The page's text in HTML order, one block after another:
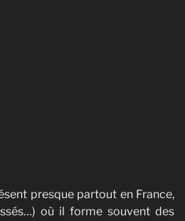
presque partout en France,
où il forme souvent des